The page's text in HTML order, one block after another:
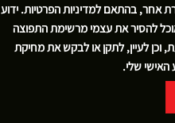
אחר, בהתאםלמדיניות הפרטיות. ידוע
להסיר את עצמי מרשימת התפוצה
וכן לעיין, לתקן או לבקש את מחיקת
האישי שלי.